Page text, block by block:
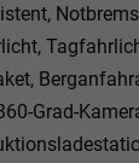
Grad-